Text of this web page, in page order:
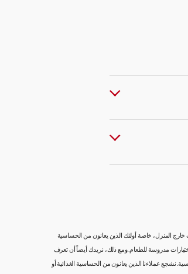
خارج المنزل، خاصة أولئك الذين يعانون من الحساسية
اختيارات مدروسة للطعام. ومع ذلك، نريدك أيضاً أن تعرف
نشجع عملاءنا الذين يعانون من الحساسية الغذائية أو